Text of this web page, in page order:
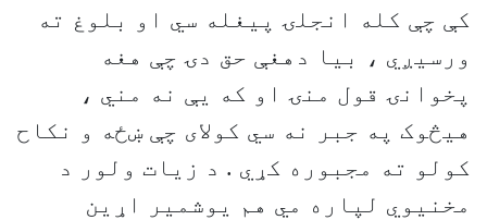
کې چې کله انجلۍ پيغله سي او بلوغ ته
ورسيږي ، بيا دهغې حق دۍ چې هغه
پخوانۍ قول منۍ او که يې نه مني ،
هيڅوک په جبر نه سي کولای چې ښځه و نکاح
کولو ته مجبوره کړي . د زيات ولور د
مخنيوي لپاره مي هم يوشمير اړين